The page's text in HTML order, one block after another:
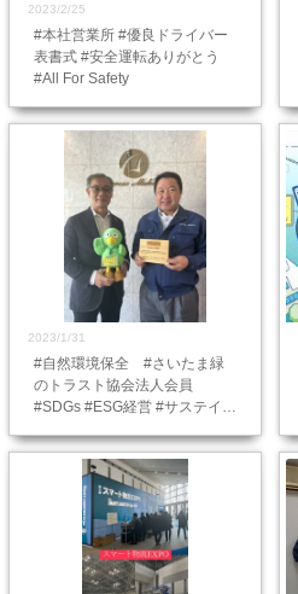
2023/2/25
#本社営業所 #優良ドライバー
表書式 #安全運転ありがとう
#All For Safety
2023/1/31
#自然環境保全 #さいたま緑
のトラスト協会法人会員
#SDGs #ESG経営 #サステイナ